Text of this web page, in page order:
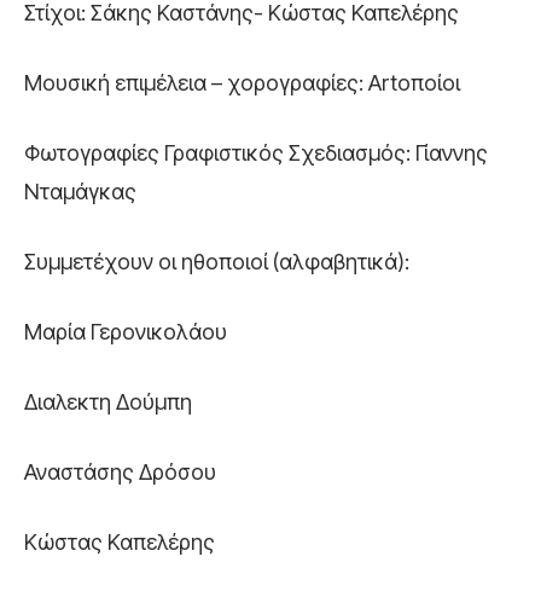
Στίχοι: Σάκης Καστάνης- Κώστας Καπελέρης
Μουσική επιμέλεια – χορογραφίες: Artοποίοι
Φωτογραφίες Γραφιστικός Σχεδιασμός: Γίαννης
Νταμάγκας
Συμμετέχουν οι ηθοποιοί (αλφαβητικά):
Μαρία Γερονικολάου
Διαλεκτη Δούμπη
Αναστάσης Δρόσου
Κώστας Καπελέρης